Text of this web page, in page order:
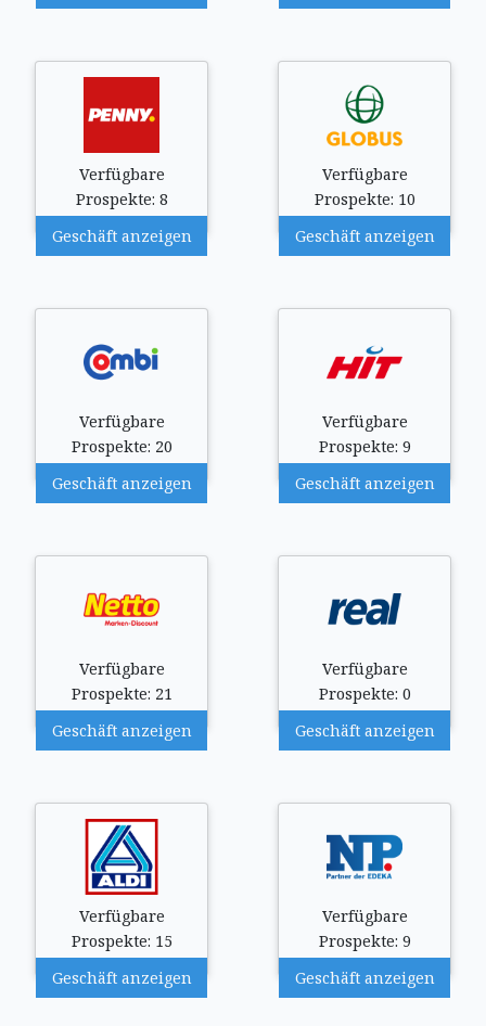
Verfügbare
Prospekte: 8
Geschäft anzeigen
Verfügbare
Prospekte: 10
Geschäft anzeigen
Verfügbare
Prospekte: 20
Geschäft anzeigen
Verfügbare
Prospekte: 9
Geschäft anzeigen
Verfügbare
Prospekte: 21
Geschäft anzeigen
Verfügbare
Prospekte: 0
Geschäft anzeigen
Verfügbare
Prospekte: 15
Geschäft anzeigen
Verfügbare
Prospekte: 9
Geschäft anzeigen